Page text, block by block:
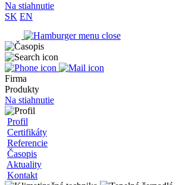
Na stiahnutie
SK EN
Firma
Produkty
Na stiahnutie
Profil
Certifikáty
Referencie
Časopis
Aktuality
Kontakt